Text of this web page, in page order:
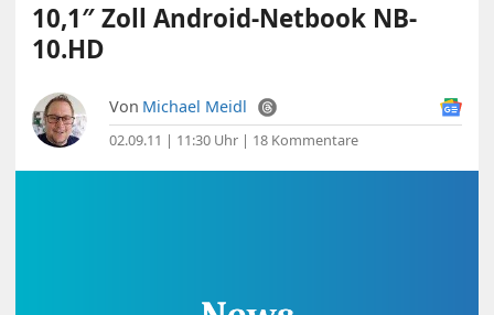
10,1″ Zoll Android-Netbook NB-
10.HD
Von Michael Meidl
02.09.11 | 11:30 Uhr | 18 Kommentare